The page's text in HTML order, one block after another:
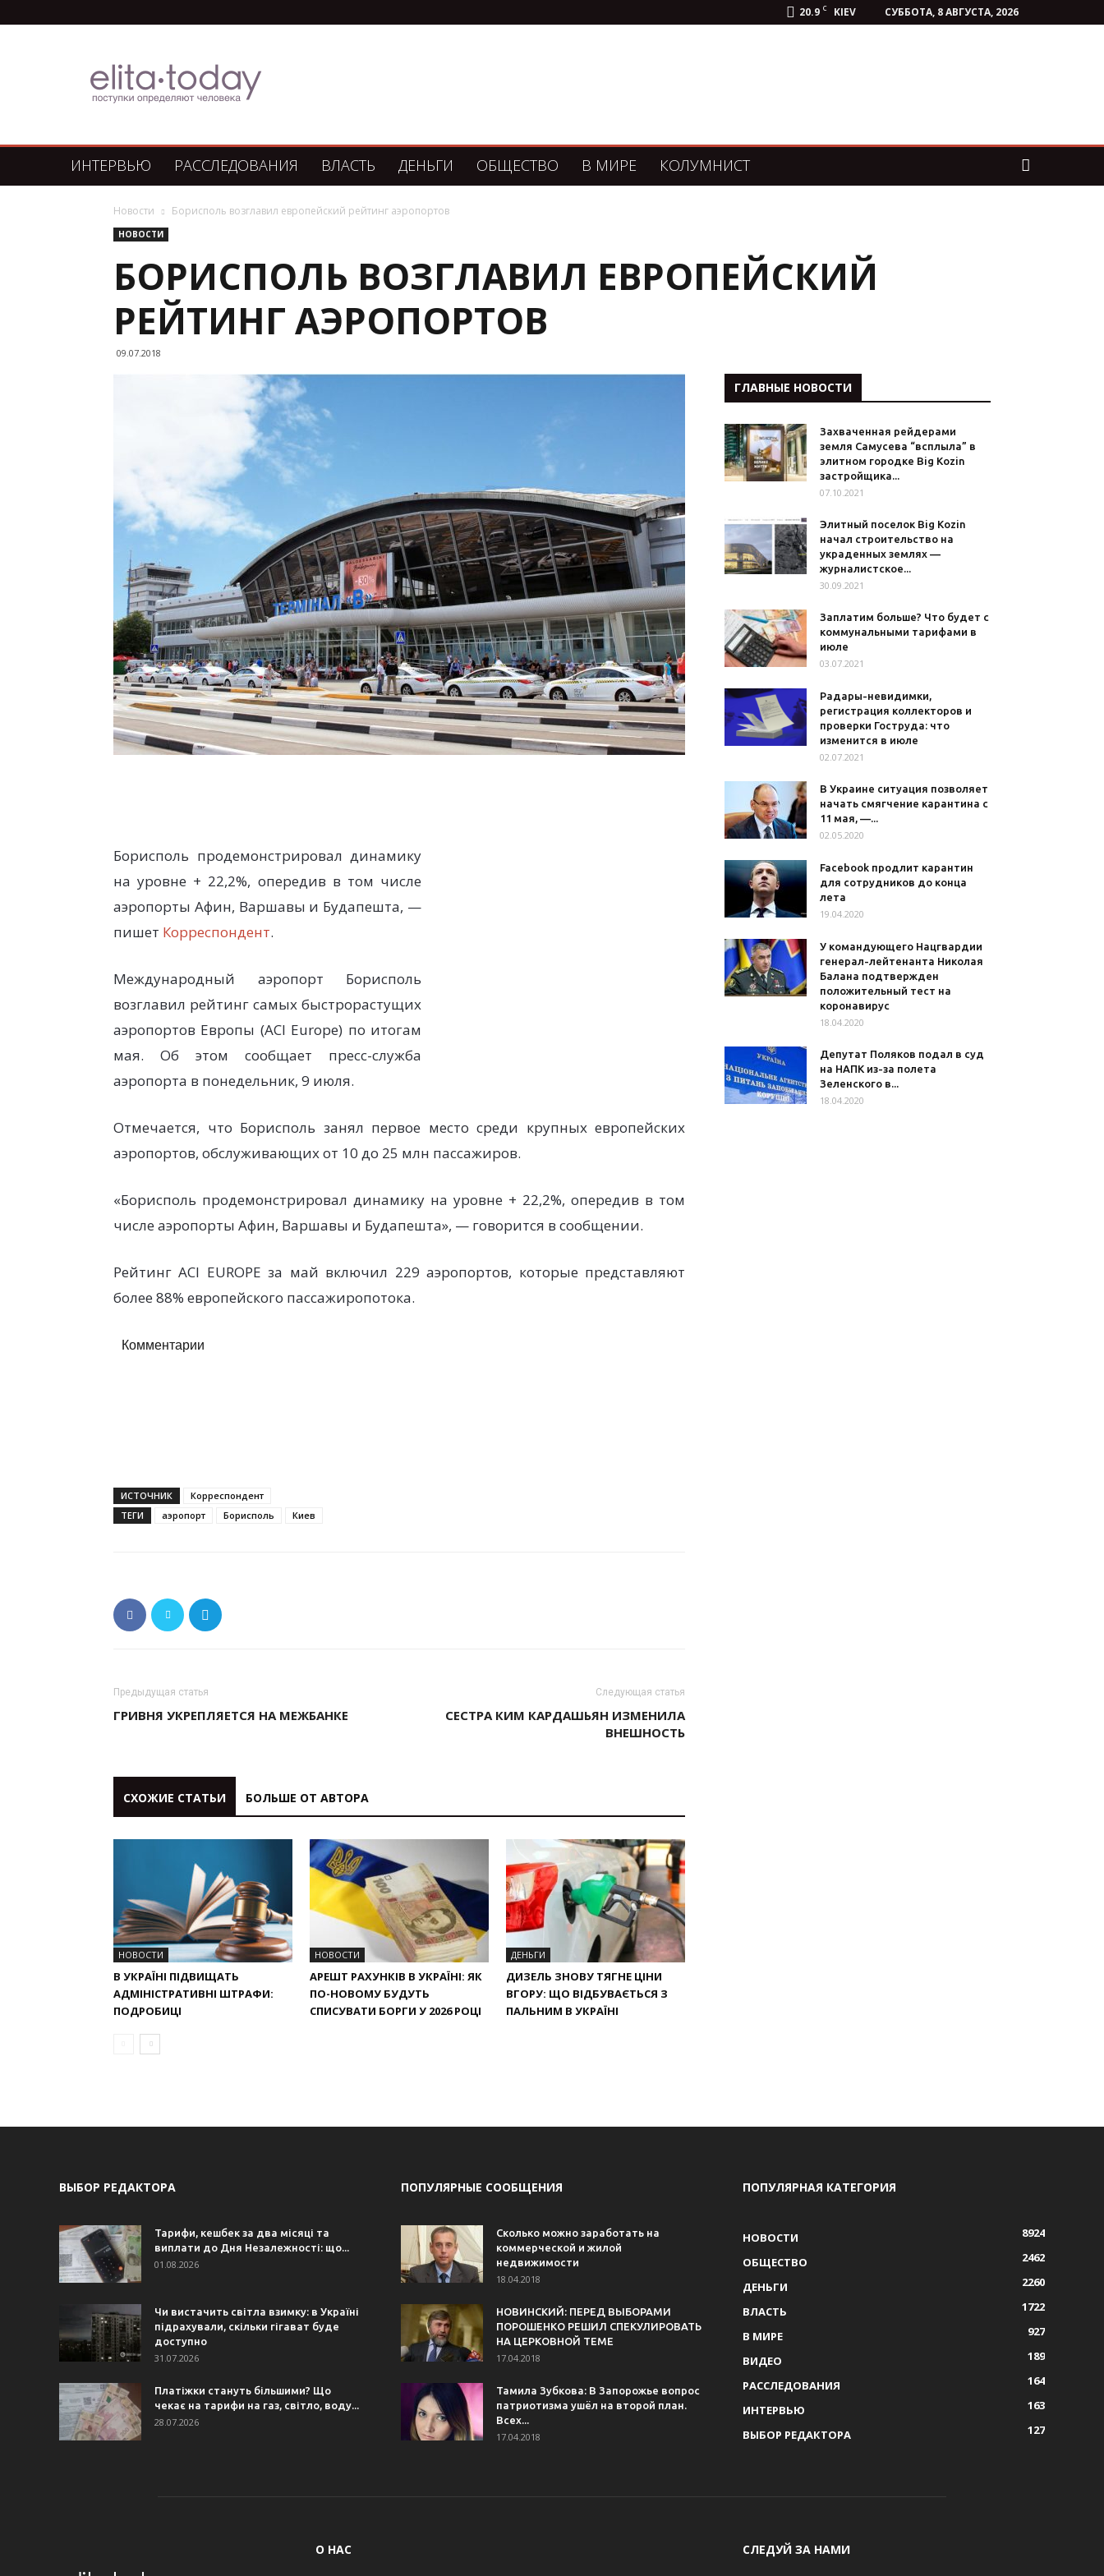
20.9 C KIEV СУББОТА, 8 АВГУСТА, 2026
Сегодня
ИНТЕРВЬЮ РАССЛЕДОВАНИЯ ВЛАСТЬ ДЕНЬГИ ОБЩЕСТВО В МИРЕ КОЛУМНИСТ
Новости Борисполь возглавил европейский рейтинг аэропортов
НОВОСТИ
БОРИСПОЛЬ ВОЗГЛАВИЛ ЕВРОПЕЙСКИЙ
РЕЙТИНГ АЭРОПОРТОВ
09.07.2018
Борисполь продемонстрировал динамику
на уровне + 22,2%, опередив в том числе
аэропорты Афин, Варшавы и Будапешта, —
пишет Корреспондент.
Международный аэропорт Борисполь
возглавил рейтинг самых быстрорастущих
аэропортов Европы (ACI Europe) по итогам
мая. Об этом сообщает пресс-служба
аэропорта в понедельник, 9 июля.
Отмечается, что Борисполь занял первое место среди крупных европейских
аэропортов, обслуживающих от 10 до 25 млн пассажиров.
«Борисполь продемонстрировал динамику на уровне + 22,2%, опередив в том
числе аэропорты Афин, Варшавы и Будапешта», — говорится в сообщении.
Рейтинг ACI EUROPE за май включил 229 аэропортов, которые представляют
более 88% европейского пассажиропотока.
Комментарии
ИСТОЧНИК
Корреспондент
ТЕГИ
аэропорт Борисполь Киев
Предыдущая статья
ГРИВНЯ УКРЕПЛЯЕТСЯ НА МЕЖБАНКЕ
Следующая статья
СЕСТРА КИМ КАРДАШЬЯН ИЗМЕНИЛА
ВНЕШНОСТЬ
СХОЖИЕ СТАТЬИ БОЛЬШЕ ОТ АВТОРА
НОВОСТИ
В УКРАЇНІ ПІДВИЩАТЬ
АДМІНІСТРАТИВНІ ШТРАФИ:
ПОДРОБИЦІ
НОВОСТИ
АРЕШТ РАХУНКІВ В УКРАЇНІ: ЯК
ПО-НОВОМУ БУДУТЬ
СПИСУВАТИ БОРГИ У 2026 РОЦІ
ДЕНЬГИ
ДИЗЕЛЬ ЗНОВУ ТЯГНЕ ЦІНИ
ВГОРУ: ЩО ВІДБУВАЄТЬСЯ З
ПАЛЬНИМ В УКРАЇНІ
ГЛАВНЫЕ НОВОСТИ
Захваченная рейдерами
земля Самусева “всплыла” в
элитном городке Big Kozin
застройщика...
07.10.2021
Элитный поселок Big Kozin
начал строительство на
украденных землях —
журналистское...
30.09.2021
Заплатим больше? Что будет с
коммунальными тарифами в
июле
03.07.2021
Радары-невидимки,
регистрация коллекторов и
проверки Гоструда: что
изменится в июле
02.07.2021
В Украине ситуация позволяет
начать смягчение карантина с
11 мая, —...
02.05.2020
Facebook продлит карантин
для сотрудников до конца
лета
19.04.2020
У командующего Нацгвардии
генерал-лейтенанта Николая
Балана подтвержден
положительный тест на
коронавирус
18.04.2020
Депутат Поляков подал в суд
на НАПК из-за полета
Зеленского в...
18.04.2020
ВЫБОР РЕДАКТОРА
Тарифи, кешбек за два місяці та
виплати до Дня Незалежності: що...
01.08.2026
Чи вистачить світла взимку: в Україні
підрахували, скільки гігават буде
доступно
31.07.2026
Платіжки стануть більшими? Що
чекає на тарифи на газ, світло, воду...
28.07.2026
ПОПУЛЯРНЫЕ СООБЩЕНИЯ
Сколько можно заработать на
коммерческой и жилой
недвижимости
18.04.2018
НОВИНСКИЙ: ПЕРЕД ВЫБОРАМИ
ПОРОШЕНКО РЕШИЛ СПЕКУЛИРОВАТЬ
НА ЦЕРКОВНОЙ ТЕМЕ
17.04.2018
Тамила Зубкова: В Запорожье вопрос
патриотизма ушёл на второй план.
Всех...
17.04.2018
ПОПУЛЯРНАЯ КАТЕГОРИЯ
НОВОСТИ
8924
ОБЩЕСТВО
2462
ДЕНЬГИ
2260
ВЛАСТЬ
1722
В МИРЕ
927
ВИДЕО
189
РАССЛЕДОВАНИЯ
164
ИНТЕРВЬЮ
163
ВЫБОР РЕДАКТОРА
127
О НАС СЛЕДУЙ ЗА НАМИ